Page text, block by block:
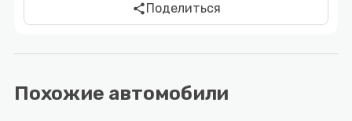
shareПоделиться
Похожие автомобили